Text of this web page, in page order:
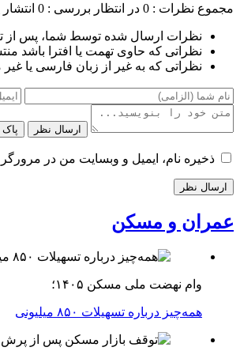
مجموع نظرات : 0 در انتظار بررسی : 0 انتشار
نظرات ارسال شده توسط شما، پس از
نظراتی که حاوی تهمت یا افترا باشد
نظراتی که به غیر از زبان فارسی یا
ارسال نظر
ذخیره نام، ایمیل و وبسایت من در
عمران و مسکن
وام نهضت ملی مسکن ۱۴۰۵؛
همه‌چیز درباره تسهیلات ۸۵۰ میلیونی